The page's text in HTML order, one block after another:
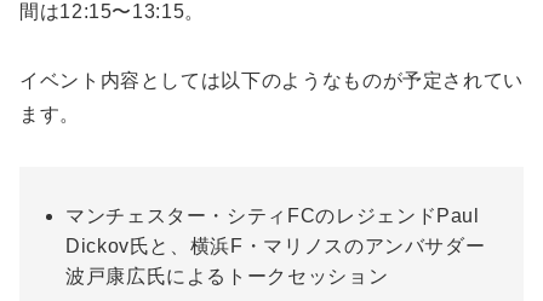
間は12:15〜13:15。
イベント内容としては以下のようなものが予定されてい
ます。
マンチェスター・シティFCのレジェンドPaul
Dickov氏と、横浜F・マリノスのアンバサダー
波戸康広氏によるトークセッション